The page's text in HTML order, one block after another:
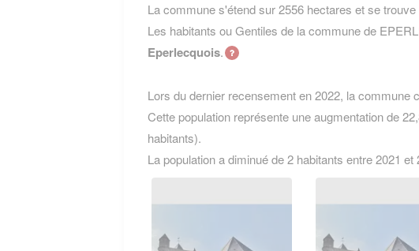
La commune s'étend sur 2556 hectares et se
Les habitants ou Gentiles de la commune de
Eperlecquois.
Lors du dernier recensement en 2022, la commune
Cette population représente une augmentation de
habitants).
La population a diminué de 2 habitants entre 2021 et